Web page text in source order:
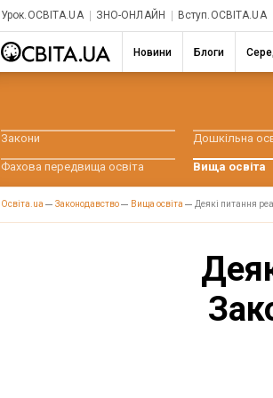
Урок.ОСВІТА.UA ЗНО-ОНЛАЙН Вступ.ОСВІТА.UA
Новини Блоги
Закони Дошкільна
Фахова передвища освіта Вища освіта
Oсвіта.ua Законодавство Вища освіта Деякі питання